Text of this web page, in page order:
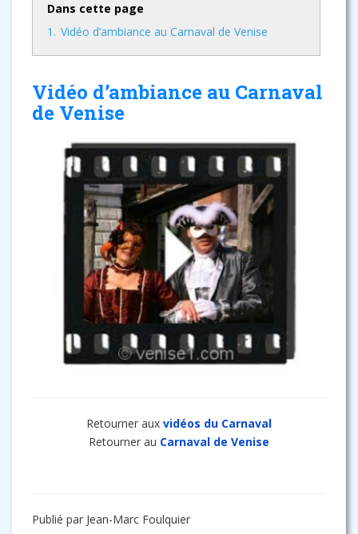
Dans cette page
1. Vidéo d’ambiance au Carnaval de Venise
Vidéo d’ambiance au Carnaval
de Venise
Retourner aux vidéos du Carnaval
Retourner au Carnaval de Venise
Publié par Jean-Marc Foulquier